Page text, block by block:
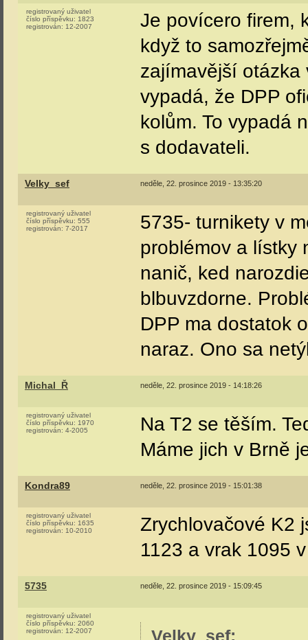
registrovaný uživatel
číslo příspěvku: 1823
registrován: 12-2007
Je povícero firem,
když to
zajímavější otázka
vypadá, že DPP
kolům. To vypadá
s dodavateli.
Velky_sef neděle, 22. prosince 2019 - 13:35:20
registrovaný uživatel
číslo příspěvku: 555
registrován: 7-2017
5735- turnikety v
problémov a lístky
nanič, ked
blbuvzdorne.
DPP ma dostatok
naraz. Ono sa
Michal_Ř neděle, 22. prosince 2019 - 14:18:26
registrovaný uživatel
číslo příspěvku: 1970
registrován: 4-2005
Na T2 se těším.
Máme jich v Brně
Kondra89 neděle, 22. prosince 2019 - 15:01:38
registrovaný uživatel
číslo příspěvku: 1635
registrován: 10-2010
Zrychlovačové K2
1123 a vrak 1095
5735 neděle, 22. prosince 2019 - 15:09:45
registrovaný uživatel
číslo příspěvku: 2060
registrován: 12-2007 Velky_sef: